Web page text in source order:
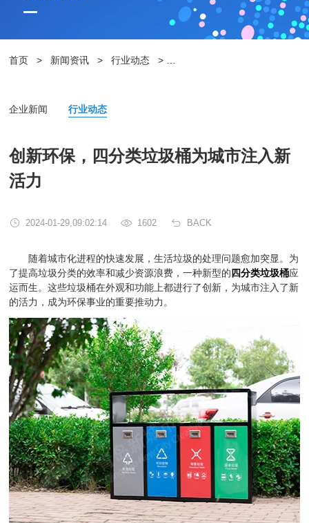
首页 > 新闻资讯 > 行业动态 >
企业新闻 行业动态
创新环保，四分类垃圾桶为城市注入新
活力
2024-01-29,09:02:14 1602 BACK
随着城市化进程的快速发展，生活垃圾的处理问题愈加突显。为
了提高垃圾分类的效率和减少资源浪费，一种新型的 四分类垃圾桶应
运而生。这些垃圾桶在外观和功能上都进行了创新，为城市注入了新
的活力，成为环保事业的重要推动力。